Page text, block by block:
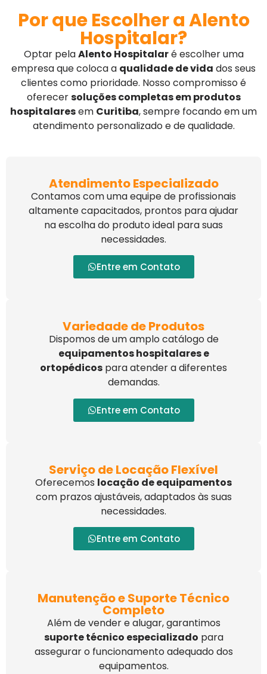
Por que Escolher a Alento
Hospitalar?
Optar pelaAlento Hospitalaré escolher uma
empresa que coloca a qualidade de vida dos seus
clientes como prioridade. Nosso compromisso é
oferecersoluções completas em produtos
hospitalaresem Curitiba, sempre focando em um
atendimento personalizado e de qualidade.
Atendimento Especializado
Contamos com uma equipe de profissionais
altamente capacitados, prontos para ajudar
na escolha do produto ideal para suas
necessidades.
Entre em Contato
Variedade de Produtos
Dispomos de um amplo catálogo de
equipamentos hospitalares e
ortopédicos para atender a diferentes
demandas.
Entre em Contato
Serviço de Locação Flexível
Oferecemos locação de equipamentos
com prazos ajustáveis, adaptados às suas
necessidades.
Entre em Contato
Manutenção e Suporte Técnico
Completo
Além de vender e alugar, garantimos
suporte técnico especializado para
assegurar o funcionamento adequado dos
equipamentos.